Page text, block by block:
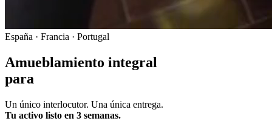
España · Francia · Portugal
Amueblamiento integral
para
Un único interlocutor. Una única entrega.
Tu activo listo en 3 semanas.